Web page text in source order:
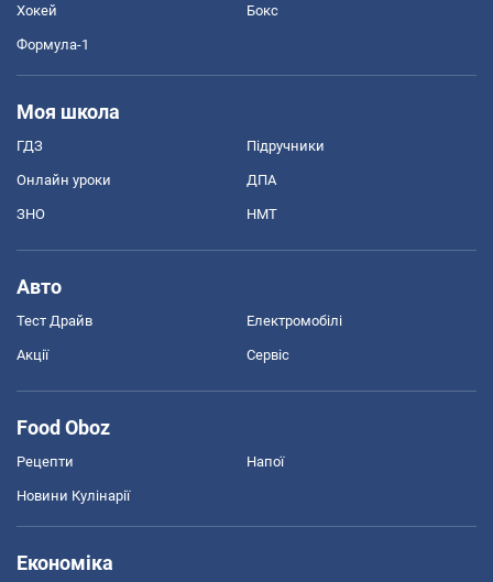
Хокей Бокс
Формула-1
Моя школа
ГДЗ Підручники
Онлайн уроки ДПА
ЗНО НМТ
Авто
Тест Драйв Електромобілі
Акції Сервіс
Food Oboz
Рецепти Напої
Новини Кулінарії
Економіка